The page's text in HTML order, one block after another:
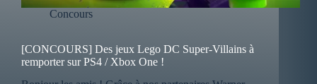
Concours
[CONCOURS] Des jeux Lego DC Super-Villains à
remporter sur PS4 / Xbox One !